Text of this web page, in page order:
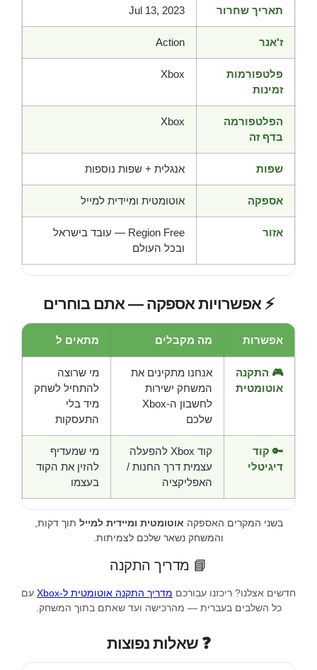
תאריך שחרור Jul 13, 2023
ז'אנר Action
פלטפורמות
זמינות
Xbox
הפלטפורמה
בדף זה
Xbox
שפות אנגלית + שפות נוספות
אספקה אוטומטית ומיידית למייל
אזור
Region Free — עובד בישראל
ובכל העולם
⚡ אפשרויות אספקה — אתם בוחרים
אפשרות מה מקבלים מתאים ל
🎮 התקנה
אוטומטית
אנחנו מתקינים את
המשחק ישירות
לחשבון ה-Xbox
שלכם
מי שרוצה
להתחיל לשחק
מיד בלי
התעסקות
🔑 קוד
דיגיטלי
קוד Xbox להפעלה
עצמית דרך החנות /
האפליקציה
מי שמעדיף
להזין את הקוד
בעצמו
בשני המקרים האספקה אוטומטית ומיידית למייל תוך דקות,
והמשחק נשאר שלכם לצמיתות.
📘 מדריך התקנה
חדשים אצלנו? ריכזנו עבורכם מדריך התקנה אוטומטית ל-Xbox
עם
כל השלבים בעברית — מהרכישה ועד שאתם בתוך המשחק.
❓ שאלות נפוצות